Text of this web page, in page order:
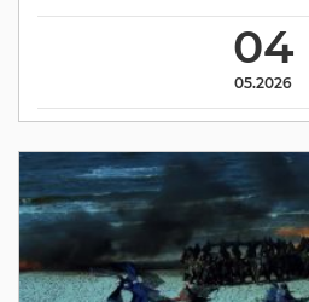
04
05.2026